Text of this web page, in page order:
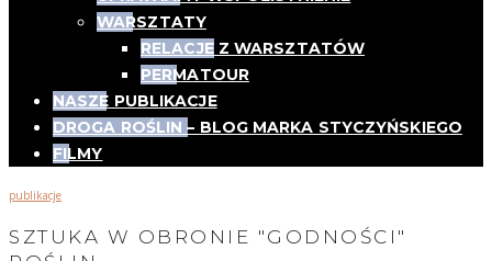
WARSZTATY
RELACJE Z WARSZTATÓW
PERMATOUR
NASZE PUBLIKACJE
DROGA ROŚLIN – BLOG MARKA STYCZYŃSKIEGO
FILMY
publikacje
SZTUKA W OBRONIE "GODNOŚCI"